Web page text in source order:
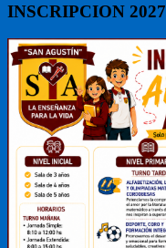
INSCRIPCION 2027